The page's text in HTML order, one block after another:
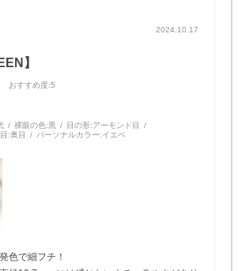
2024.10.17
】
おすすめ度:5
裸眼の色:黒 目の形:アーモンド目
:奥目 パーソナルカラー:イエベ
色で細フチ！